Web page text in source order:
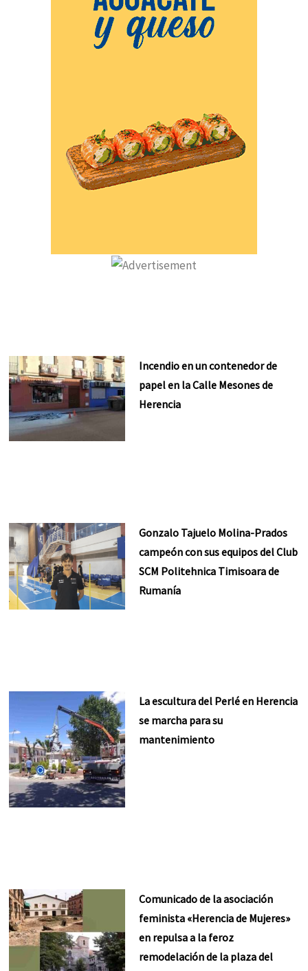
Incendio en un contenedor de
papel en la Calle Mesones de
Herencia
Gonzalo Tajuelo Molina-Prados
campeón con sus equipos del Club
SCM Politehnica Timisoara de
Rumanía
La escultura del Perlé en Herencia
se marcha para su
mantenimiento
Comunicado de la asociación
feminista «Herencia de Mujeres»
en repulsa a la feroz
remodelación de la plaza del